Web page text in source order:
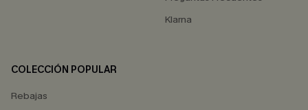
Klarna
COLECCIÓN POPULAR
Rebajas